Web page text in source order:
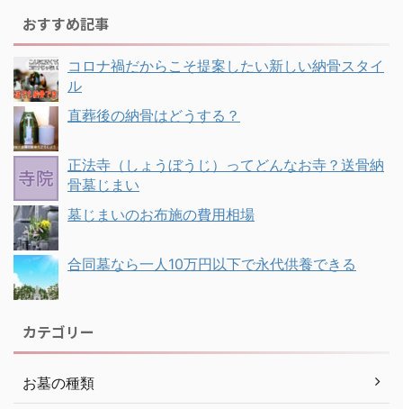
おすすめ記事
コロナ禍だからこそ提案したい新しい納骨スタイ
ル
直葬後の納骨はどうする？
正法寺（しょうぼうじ）ってどんなお寺？送骨納
骨墓じまい
墓じまいのお布施の費用相場
合同墓なら一人10万円以下で永代供養できる
カテゴリー
お墓の種類